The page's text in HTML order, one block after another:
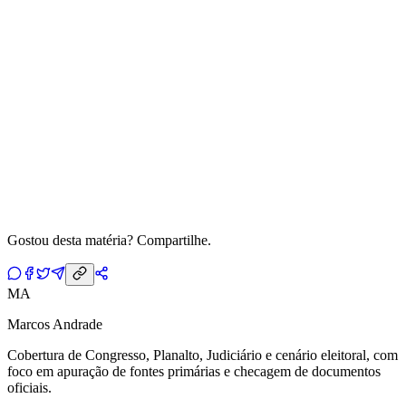
Gostou desta matéria? Compartilhe.
MA
Marcos Andrade
Cobertura de Congresso, Planalto, Judiciário e cenário eleitoral, com
foco em apuração de fontes primárias e checagem de documentos
oficiais.